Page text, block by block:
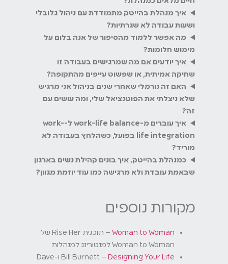
איך מנהלת בהייטק מתמודדת עם ניהול גלובלי
ושעות עבודה לא שגרתיות?
מה אפשר ללמוד מהסיפור של אנה בלום על
מימוש חלומות?
איך יודעים אם מה שמרגישים בעבודה זו
שחיקה אמיתית, או שפשוט עייפים מהתקופה?
האם זה נורמלי שאחרי שנים בניהול אני מרגיש
שלא ניצלתי את הפוטנציאל שלי, ומה עושים עם
זה?
איך עוברים מ-work-life balance ל-work-
life integration בפועל, כשהלחץ בעבודה לא
מוריד?
כמנהלת בהייטק, איך בונים קהילת נשים בארגון
שבאמת עובדת ולא מרגישה כמו עוד יוזמת מגוון?
מקורות נוספים
Woman to Woman
–
תוכנית Rise Her של
Woman to Woman למנטורינג למנהלות
Designing Your Life
–
Bill Burnett ו-Dave